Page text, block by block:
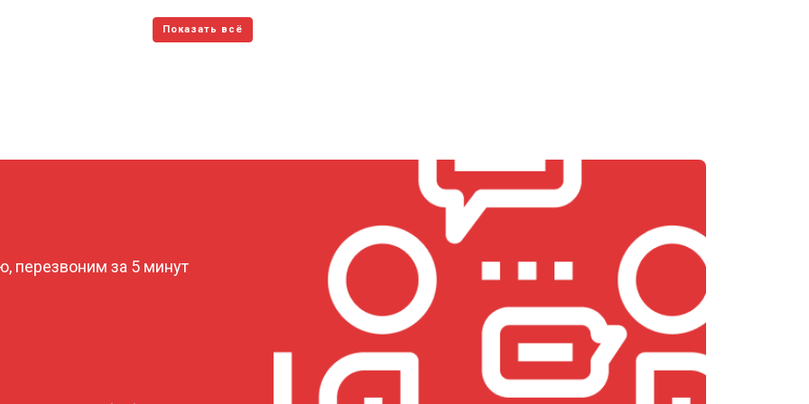
от 150 мин
от 4200 ₽
от 110 мин от 3900 ₽ Заказать
от 4800 ₽ Заказать
от 120 мин Заказать
перезвоним за 5 минут